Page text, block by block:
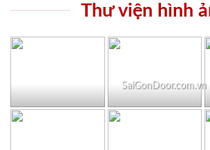
Thư viện hình
SaiGonDoor.com.vn